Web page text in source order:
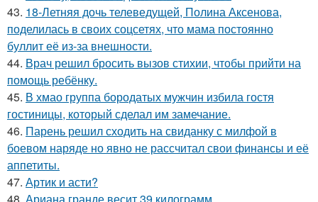
43. 18-Летняя дочь телеведущей, Полина Аксенова,
поделилась в своих соцсетях, что мама постоянно
буллит её из-за внешности.
44. Врач решил бросить вызов стихии, чтобы прийти на
помощь ребёнку.
45. В хмао группа бородатых мужчин избила гостя
гостиницы, который сделал им замечание.
46. Парень решил сходить на свиданку с милфой в
боевом наряде но явно не рассчитал свои финансы и её
аппетиты.
47. Артик и асти?
48. Ариана гранде весит 39 килограмм.